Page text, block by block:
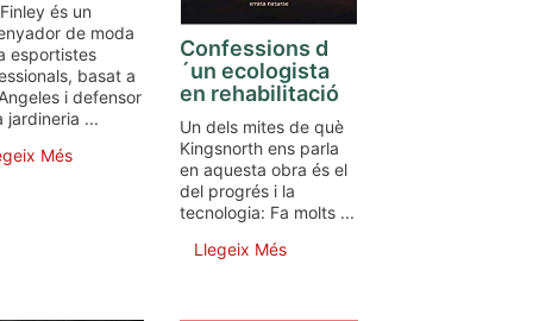
és un
de moda
esportistes
basat a
i defensor
jardineria ...
Més
Confessions d
´un ecologista
en rehabilitació
Un dels mites de què
Kingsnorth ens parla
en aquesta obra és el
del progrés i la
tecnologia: Fa molts ...
Llegeix Més